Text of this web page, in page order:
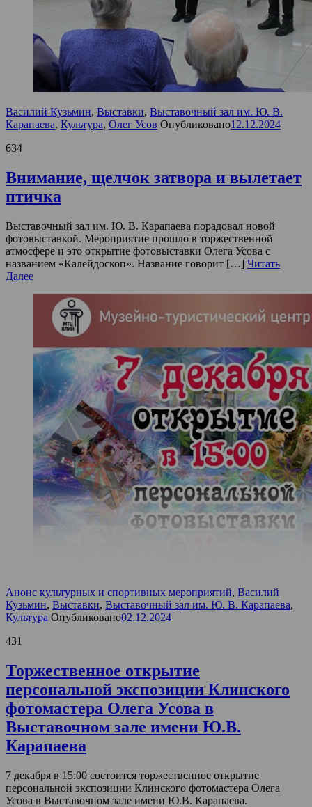
Василий Кузьмин, Выставки, Выставочный зал им. Ю. В.
Карапаева, Культура, Олег Усов Опубликовано12.12.2024
634
Внимание, щелчок затвора и вылетает
птичка
Выставочный зал им. Ю. В. Карапаева порадовал новой
фотовыставкой. Мероприятие прошло в торжественной
атмосфере и это открытие фотовыставки Олега Усова с
названием «Калейдоскоп». Название говорит […] Читать
Далее
Анонс культурных и спортивных мероприятий, Василий
Кузьмин, Выставки, Выставочный зал им. Ю. В. Карапаева,
Культура Опубликовано02.12.2024
431
Торжественное открытие
персональной экспозиции Клинского
фотомастера Олега Усова в
Выставочном зале имени Ю.В.
Карапаева
7 декабря в 15:00 состоится торжественное открытие
персональной экспозиции Клинского фотомастера Олега
Усова в Выставочном зале имени Ю.В. Карапаева.